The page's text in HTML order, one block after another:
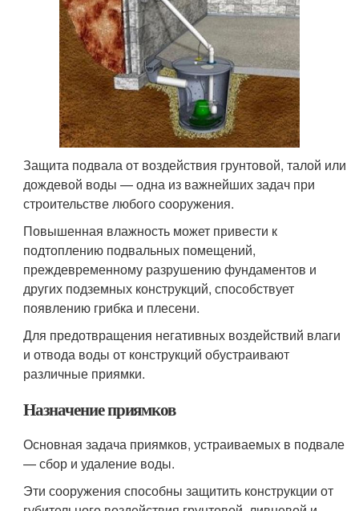
Защита подвала от воздействия грунтовой, талой или
дождевой воды — одна из важнейших задач при
строительстве любого сооружения.
Повышенная влажность может привести к
подтоплению подвальных помещений,
преждевременному разрушению фундаментов и
других подземных конструкций, способствует
появлению грибка и плесени.
Для предотвращения негативных воздействий влаги
и отвода воды от конструкций обустраивают
различные приямки.
Назначение приямков
Основная задача приямков, устраиваемых в подвале
— сбор и удаление воды.
Эти сооружения способны защитить конструкции от